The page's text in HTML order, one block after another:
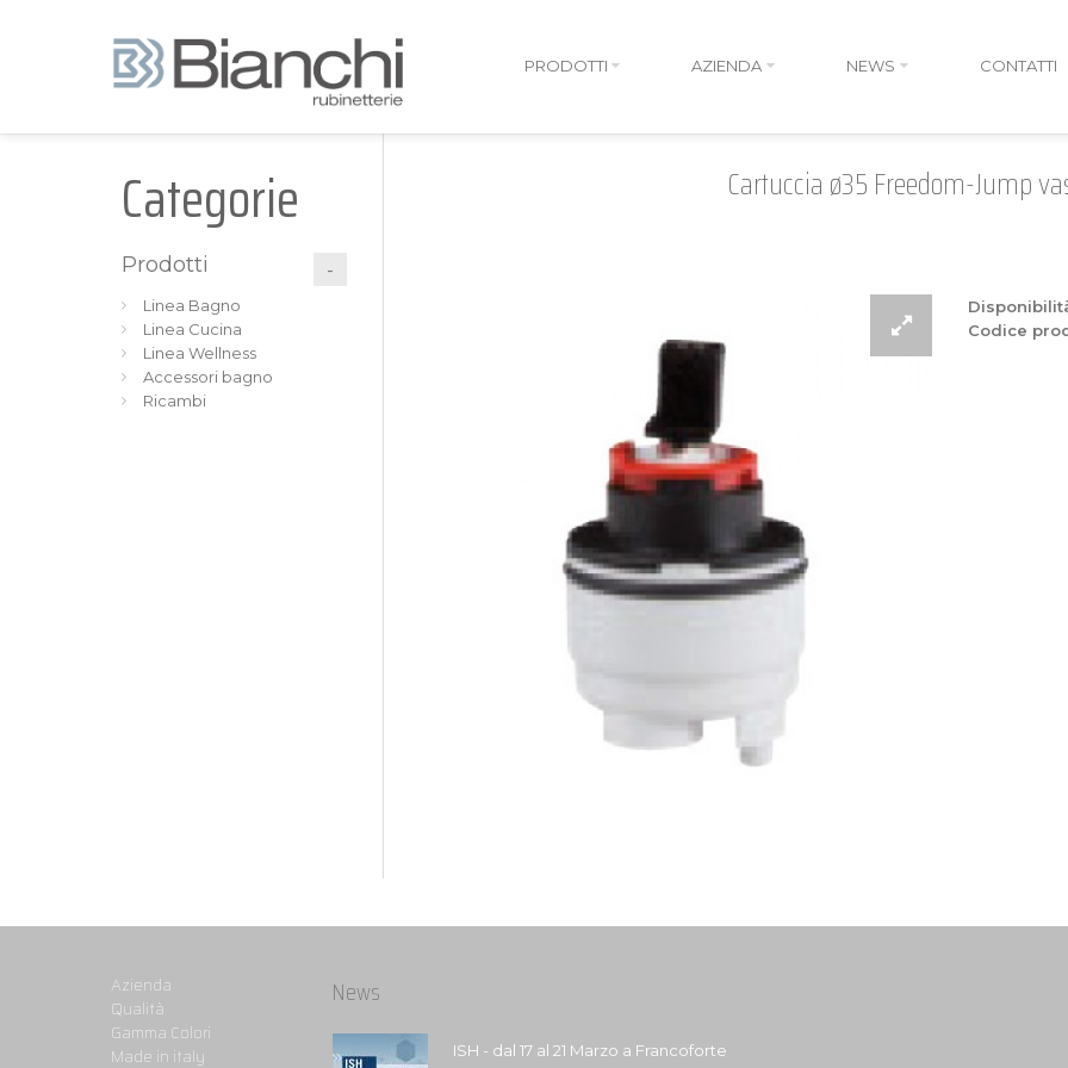
PRODOTTI AZIENDA NEWS CONTATTI
Cartuccia ø35 Freedom-Jump
Codice
Categorie
Prodotti
Linea Bagno
Linea Cucina
Linea Wellness
Accessori bagno
Ricambi
Azienda
Qualità
Gamma Colori
Made in italy
News
ISH - dal 17 al 21 Marzo a Francoforte